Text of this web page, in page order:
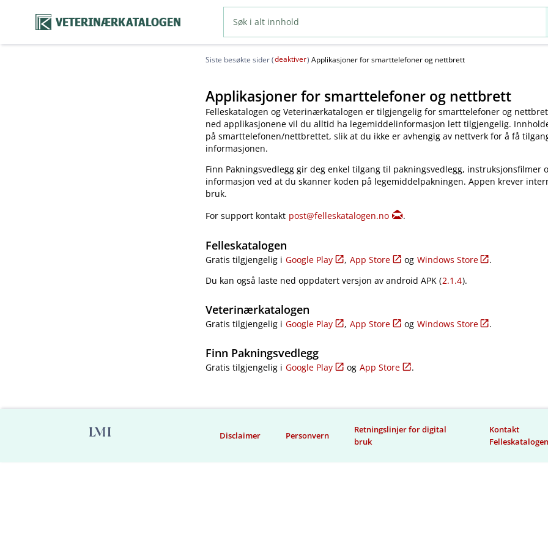
VETERINÆRKATALOGEN
Siste besøkte sider (deaktiver) Applikasjoner for smarttelefoner og nettbrett
Applikasjoner for smarttelefoner og nettbrett
Felleskatalogen og Veterinærkatalogen er tilgjengelig for smarttelefoner og
ned applikasjonene vil du alltid ha legemiddelinformasjon lett tilgjengelig.
på smarttelefonen​/​nettbrettet, slik at du ikke er avhengig av nettverk for å få
informasjonen.
Finn Pakningsvedlegg gir deg enkel tilgang til pakningsvedlegg, instruksjonsfilmer
informasjon ved at du skanner koden på legemiddelpakningen. Appen krever
bruk.
For support kontakt post@felleskatalogen.no .
Felleskatalogen
Gratis tilgjengelig i Google Play , App Store og Windows Store
.
Du kan også laste ned oppdatert versjon av android APK (2.1.4).
Veterinærkatalogen
Gratis tilgjengelig i Google Play , App Store og Windows Store .
Finn Pakningsvedlegg
Gratis tilgjengelig i Google Play og App Store .
Disclaimer Personvern
Retningslinjer for digital
bruk
Kontakt
Felleskatalogen